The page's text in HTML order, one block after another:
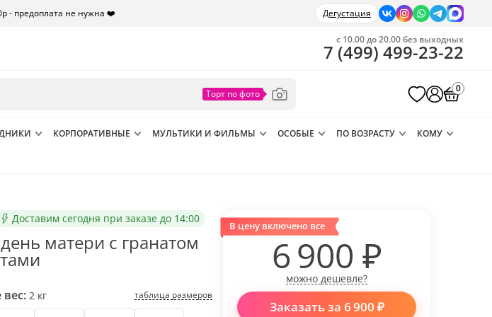
- предоплата не нужна ❤️ Дегустация
с 10.00 до 20.00 без выходных
7 (499) 499-23-22
0
КОРПОРАТИВНЫЕ МУЛЬТИКИ И ФИЛЬМЫ ОСОБЫЕ ПО ВОЗРАСТУ
КОМУ
Доставим сегодня при заказе до 14:00
матери с гранатом
2 кг таблица размеров
В цену включено все
6 900 ₽
можно дешевле?
Заказать за 6 900 ₽